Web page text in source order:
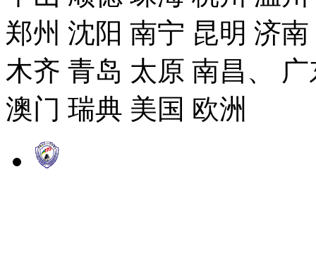
郑州 沈阳 南宁 昆明 济
木齐 青岛 太原 南昌、
澳门 瑞典 美国 欧洲